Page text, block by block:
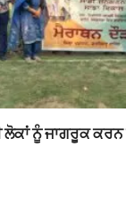
ਲੋਕਾਂ ਨੂੰ ਜਾਗਰੂਕ